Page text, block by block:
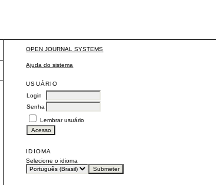
OPEN JOURNAL SYSTEMS
Ajuda do sistema
USUÁRIO
Login
Senha
Lembrar usuário
IDIOMA
Selecione o idioma